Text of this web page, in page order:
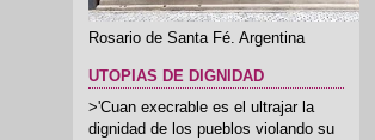
Rosario de Santa Fé. Argentina
UTOPIAS DE DIGNIDAD
>'Cuan execrable es el ultrajar la
dignidad de los pueblos violando su